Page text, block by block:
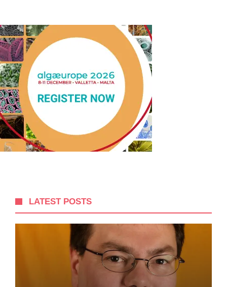
LATEST POSTS